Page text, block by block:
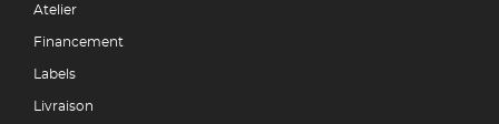
Atelier
Financement
Labels
Livraison